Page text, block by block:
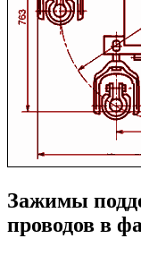
Зажимы
проводов в